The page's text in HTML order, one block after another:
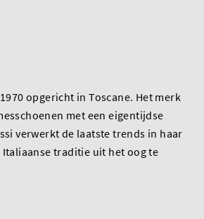
opgericht in Toscane. Het merk
met een eigentijdse
verwerkt de laatste trends in haar
traditie uit het oog te